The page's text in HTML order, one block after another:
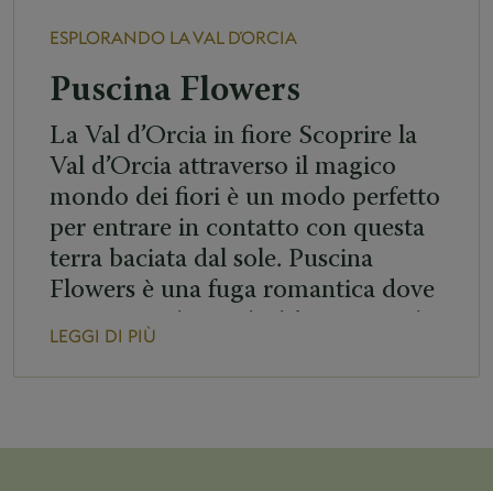
ESPLORANDO LA VAL D´ORCIA
Puscina Flowers
La Val d’Orcia in fiore Scoprire la
Val d’Orcia attraverso il magico
mondo dei fiori è un modo perfetto
per entrare in contatto con questa
terra baciata dal sole. Puscina
Flowers è una fuga romantica dove
poter scoprire curiosità e racconti
workshops e visite in giardino. Cari
LEGGI DI PIÙ